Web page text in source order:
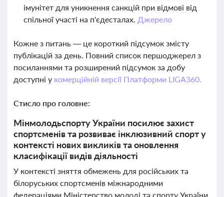
імунітет для уникнення санкцій при відмові від
спільної участі на п'єдесталах. Джерело
Кожне з питань — це короткий підсумок змісту
публікацій за день. Повний список першоджерел з
посиланнями та розширений підсумок за добу
доступні у комерційній версії Платформи LIGA360.
Стисло про головне:
Мінмолодьспорту України посилює захист
спортсменів та розвиває інклюзивний спорт у
контексті нових викликів та оновлення
класифікації видів діяльності
У контексті зняття обмежень для російських та
білоруських спортсменів міжнародними
федераціями Міністерство молоді та спорту України